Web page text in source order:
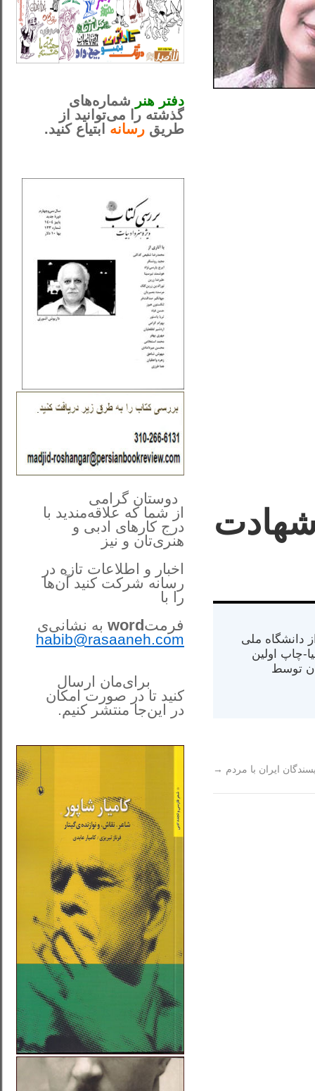
از دانشگاه ملی
در کالیفرنیا-چاپ اولین
در سال ۱۳۸۴ در ایران توسط
ایران با مردم →
دفتر هنر شماره‌های
گذشته را می‌توانید از
طریق رسانه ابتیاع کنید.
دوستان گرامی
از شما که علاقه‌مندید با
درج کارهای‌ ادبی و
هنری‌تان و نیز
اخبار و اطلاعات تازه در
رسانه شرکت کنید آن‌ها
را با
فرمتword به نشانی‌ی
habib@rasaaneh.com
برای‌مان ارسال
کنید تا در صورت امکان
در این‌جامنتشر کنیم.